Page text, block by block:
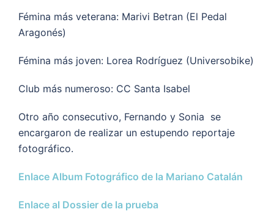
Fémina más veterana: Marivi Betran (El Pedal
Aragonés)
Fémina más joven: Lorea Rodríguez (Universobike)
Club más numeroso: CC Santa Isabel
Otro año consecutivo, Fernando y Sonia se
encargaron de realizar un estupendo reportaje
fotográfico.
Enlace Album Fotográfico de la Mariano Catalán
Enlace al Dossier de la prueba